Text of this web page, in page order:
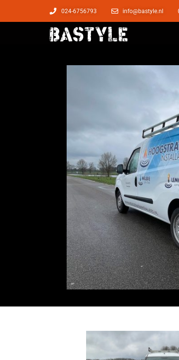
024-6756793 info@bastyle.nl